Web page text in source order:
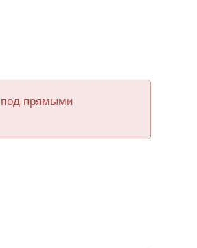
под прямыми